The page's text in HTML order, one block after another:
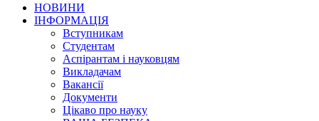
НОВИНИ
ІНФОРМАЦІЯ
Вступникам
Студентам
Аспірантам і науковцям
Викладачам
Вакансії
Документи
Цікаво про науку